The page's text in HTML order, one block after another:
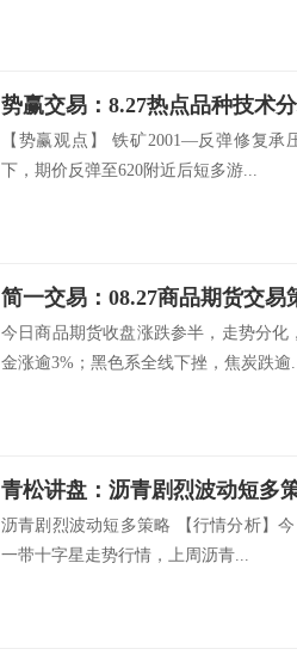
势赢交易：8.27热点品种技术
【势赢观点】 铁矿2001—反弹修
下，期价反弹至620附近后短多游...
简一交易：08.27商品期货交易
今日商品期货收盘涨跌参半，走势分化
金涨逾3%；黑色系全线下挫，焦炭跌逾
青松讲盘：沥青剧烈波动短多
沥青剧烈波动短多策略 【行情分析】
一带十字星走势行情，上周沥青...